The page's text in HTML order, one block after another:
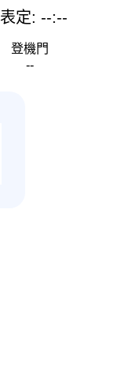
表定: --:--
登機門
--